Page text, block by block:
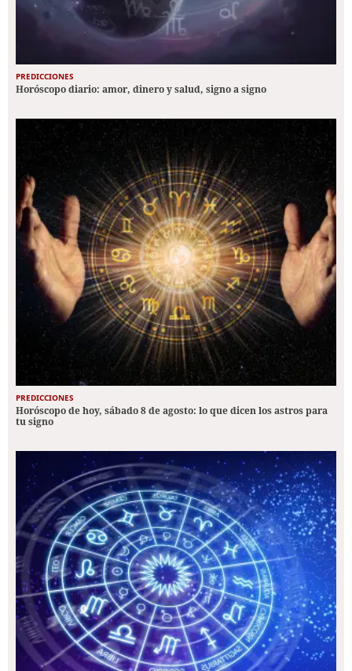
PREDICCIONES
Horóscopo diario: amor, dinero y salud, signo a signo
PREDICCIONES
Horóscopo de hoy, sábado 8 de agosto: lo que dicen los astros para
tu signo